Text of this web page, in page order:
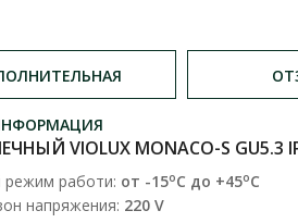
VIOLUX MONACO-S GU5.3
режим работи: от -15oC до +45oC
напряжения: 220 V